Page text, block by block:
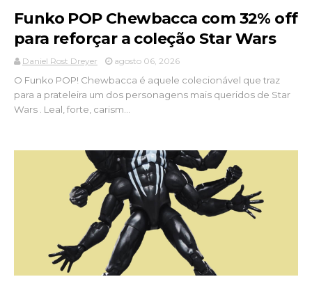
Funko POP Chewbacca com 32% off
para reforçar a coleção Star Wars
Daniel Rost Dreyer agosto 06, 2026
O Funko POP! Chewbacca é aquele colecionável que traz
para a prateleira um dos personagens mais queridos de Star
Wars . Leal, forte, carism...